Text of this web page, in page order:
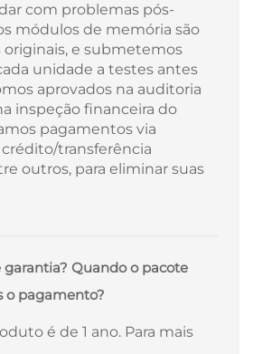
com problemas pós-
módulos de memória são
originais, e submetemos
unidade a testes antes
aprovados na auditoria
inspeção financeira do
pagamentos via
transferência
outros, para eliminar suas
garantia? Quando o pacote
o pagamento?
é de 1 ano. Para mais